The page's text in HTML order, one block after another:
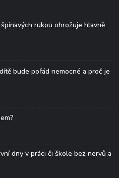
rukou ohrožuje hlavně
bude pořád nemocné a proč je
dny v práci či škole bez nervů a